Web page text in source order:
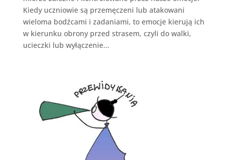
Kiedy uczniowie są przemęczeni lub atakowani
wieloma bodźcami i zadaniami, to emocje kierują ich
w kierunku obrony przed strasem, czyli do walki,
ucieczki lub wyłączenie...